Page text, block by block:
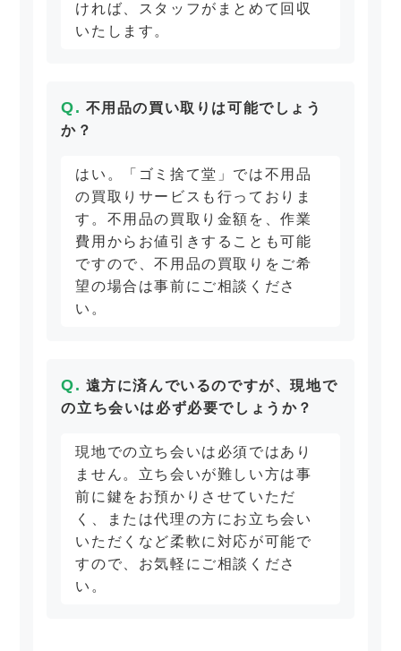
ければ、スタッフがまとめて回収
いたします。
不用品の買い取りは可能でしょう
か？
はい。「ゴミ捨て堂」では不用品
の買取りサービスも行っておりま
す。不用品の買取り金額を、作業
費用からお値引きすることも可能
ですので、不用品の買取りをご希
望の場合は事前にご相談くださ
い。
遠方に済んでいるのですが、現地で
の立ち会いは必ず必要でしょうか？
現地での立ち会いは必須ではあり
ません。立ち会いが難しい方は事
前に鍵をお預かりさせていただ
く、または代理の方にお立ち会い
いただくなど柔軟に対応が可能で
すので、お気軽にご相談くださ
い。